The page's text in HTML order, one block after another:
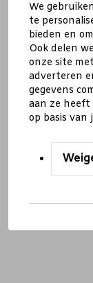
We
te
bieden en
Ook delen
onze site
adverteren
gegevens
aan ze heeft
op basis van